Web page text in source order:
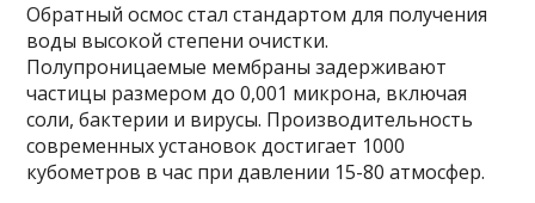
Обратный осмос стал стандартом для получения
воды высокой степени очистки.
Полупроницаемые мембраны задерживают
частицы размером до 0,001 микрона, включая
соли, бактерии и вирусы. Производительность
современных установок достигает 1000
кубометров в час при давлении 15-80 атмосфер.